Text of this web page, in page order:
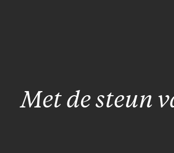
Met de steun